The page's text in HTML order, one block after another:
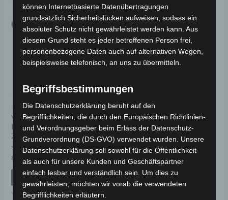
Kostenloser Versand
VM4 VORDERES
FEDERUNGSSET (2019-
2021 MODELL)
Bewertet
mit
0
89,00
IN DEN WARENKORB
VM4
Kostenloser Versand
VM4 VORDERRAD
Bewertet
0
von
5
89,00€ *
IN DEN WARENKORB
VM4
können Internetbasierte Datenübertragungen
grundsätzlich Sicherheitslücken aufweisen, sodass ein
absoluter Schutz nicht gewährleistet werden kann. Aus
diesem Grund steht es jeder betroffenen Person frei,
personenbezogene Daten auch auf alternativen Wegen,
beispielsweise telefonisch, an uns zu übermitteln.
Begriffsbestimmungen
Die Datenschutzerklärung beruht auf den
Begrifflichkeiten, die durch den Europäischen Richtlinien-
und Verordnungsgeber beim Erlass der Datenschutz-
Grundverordnung (DS-GVO) verwendet wurden. Unsere
Datenschutzerklärung soll sowohl für die Öffentlichkeit
als auch für unsere Kunden und Geschäftspartner
einfach lesbar und verständlich sein. Um dies zu
gewährleisten, möchten wir vorab die verwendeten
Begrifflichkeiten erläutern.